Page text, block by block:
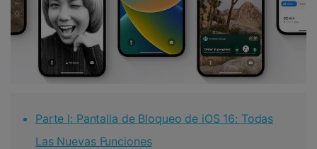
Parte I: Pantalla de Bloqueo de iOS 16: Todas
Las Nuevas Funciones